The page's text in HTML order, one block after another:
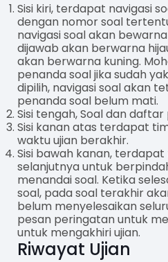
Sisi kiri, terdapat navigasi
dengan nomor soal
navigasi soal akan
dijawab akan berwarna
akan berwarna kuning.
penanda soal jika sudah
dipilih, navigasi soal akan
penanda soal belum mati.
Sisi tengah, Soal dan
Sisi kanan atas terdapat
waktu ujian berakhir.
Sisi bawah kanan,
selanjutnya untuk
menandai soal. Ketika
soal, pada soal terakhir
belum menyelesaikan
pesan peringatan untuk
untuk mengakhiri ujian.
Riwayat Ujian